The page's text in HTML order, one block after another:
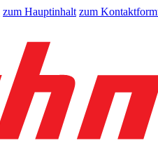
zum Hauptinhalt zum